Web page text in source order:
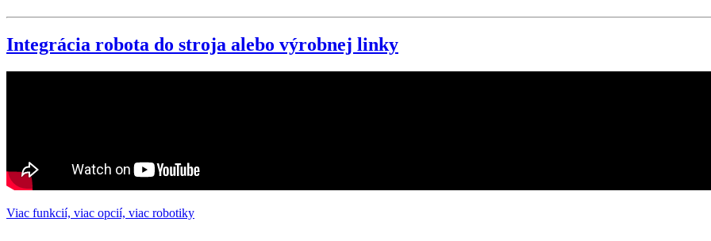
Integrácia robota do stroja alebo výrobnej linky
Viac funkcií, viac opcií, viac robotiky